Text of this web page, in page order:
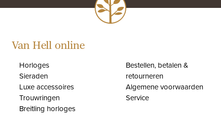
Van Hell online
Horloges
Sieraden
Luxe accessoires
Trouwringen
Breitling horloges
Bestellen, betalen &
retourneren
Algemene voorwaarden
Service